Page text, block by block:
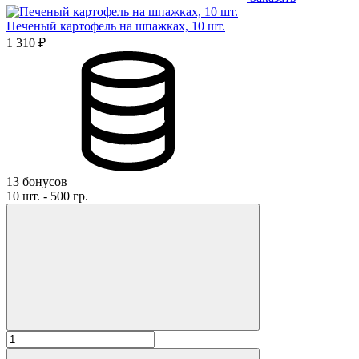
Печеный картофель на шпажках, 10 шт.
1 310 ₽
13 бонусов
10 шт. - 500 гр.